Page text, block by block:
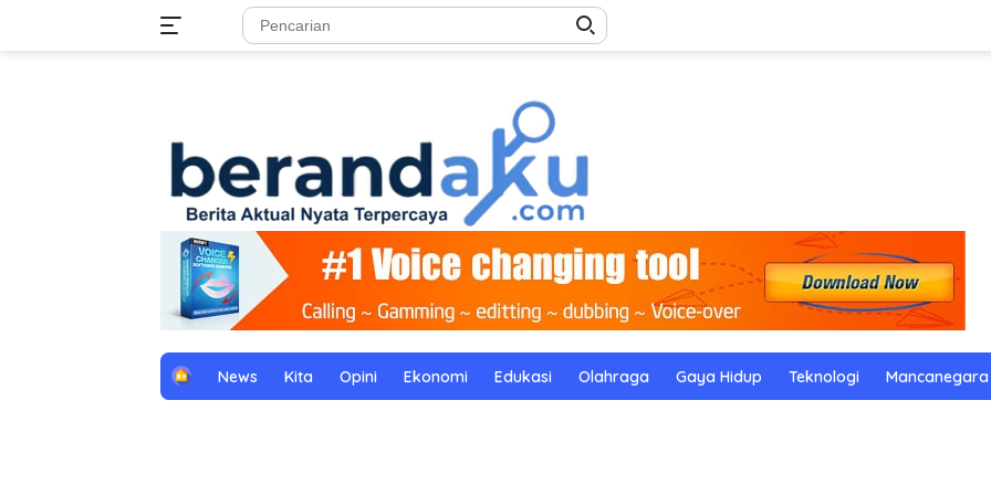
H
News Kita Opini Ekonomi Edukasi Olahraga Gaya Hidup Teknologi Mancanegara